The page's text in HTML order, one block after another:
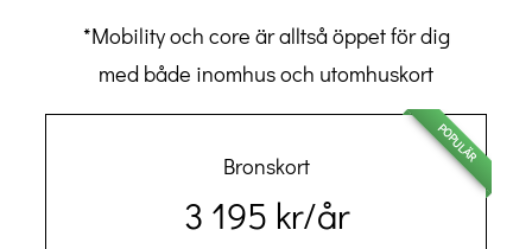
*Mobility och core är alltså öppet för dig
med både inomhus och utomhuskort
POPULÄR
Bronskort
3 195 kr/år